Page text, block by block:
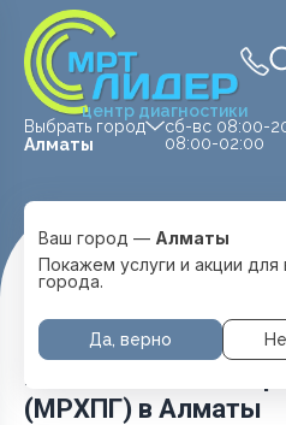
центр диагностики
Выбрать город
Алматы
сб-вс 08:00-
08:00-02:00
Ваш город — Алматы
Покажем услуги и акции для
города.
Да, верно
Главная Услуги и цены МРТ
МРТ Холангиопанкреатография
МРТ
(МРХПГ) в Алматы